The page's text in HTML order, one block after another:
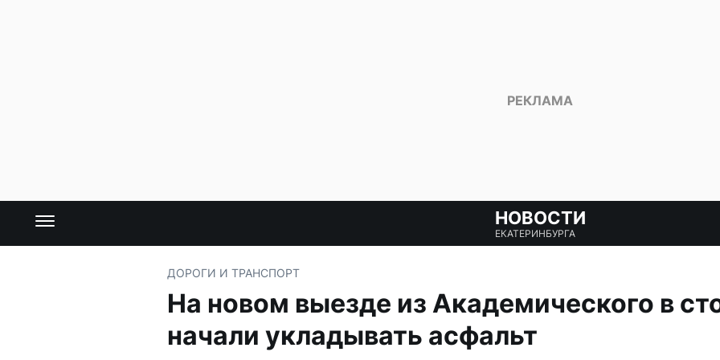
НОВОСТИ
ЕКАТЕРИНБУРГА
ДОРОГИ И ТРАНСПОРТ
На новом выезде из Академического в
начали укладывать асфальт